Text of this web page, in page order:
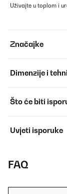
Uživajte u toplom i
Značajke
Dimenzije i
Što će biti
Uvjeti isporuke
FAQ